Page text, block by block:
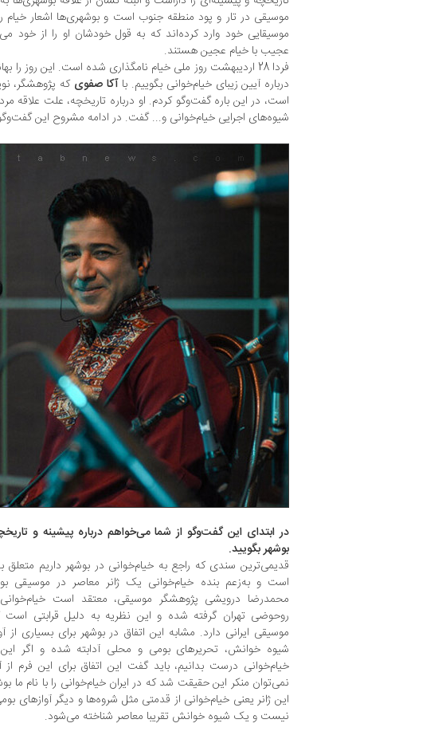
موسیقی در تار و پود منطقه جنوب است و بوشهری‌ها اشعار خیام
موسیقایی خود وارد کرده‌اند که به قول خودشان او را از خود
عجیب با خیام عجین هستند.
فردا 28 اردیبهشت روز ملی خیام نامگذاری شده است. این روز را
درباره آیین زیبای خیام‌خوانی بگوییم. باآکا صفوی که پژوهشگر،
است، در این باره گفت‌وگو کردم. او درباره تاریخچه، علت علاقه
شیوه‌های اجرایی خیام‌خوانی و... گفت. در ادامه مشروح این
در ابتدای این گفت‌وگو از شما می‌خواهم درباره پیشینه و
بوشهر بگویید.
قدیمی‌ترین سندی که راجع به خیام‌خوانی در بوشهر داریم
است و به‌زعم بنده خیام‌خوانی یک ژانر معاصر در موسیقی
محمدرضا درویشی پژوهشگر موسیقی، معتقد است
روحوضی تهران گرفته شده و این نظریه به دلیل قرابتی است
موسیقی ایرانی دارد. مشابه این اتفاق در بوشهر برای بسیاری از
شیوه خوانش، تحریرهای بومی و محلی آدابته شده و اگر این
خیام‌خوانی درست بدانیم، باید گفت این اتفاق برای این فرم از
نمی‌توان منکر این حقیقت شد که در ایران خیام‌خوانی را با نام ما
این ژانر یعنی خیام‌خوانی از قدمتی مثل شروه‌ها و دیگر آوازهای
نیست و یک شیوه خوانش تقریبا معاصر شناخته می‌شود.